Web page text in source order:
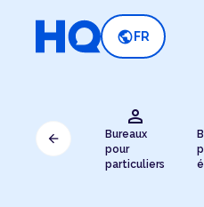
public FR
person
Bureaux
pour
particuliers
arrow_back